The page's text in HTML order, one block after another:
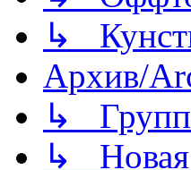
↳
Архив/
↳
↳ Новая